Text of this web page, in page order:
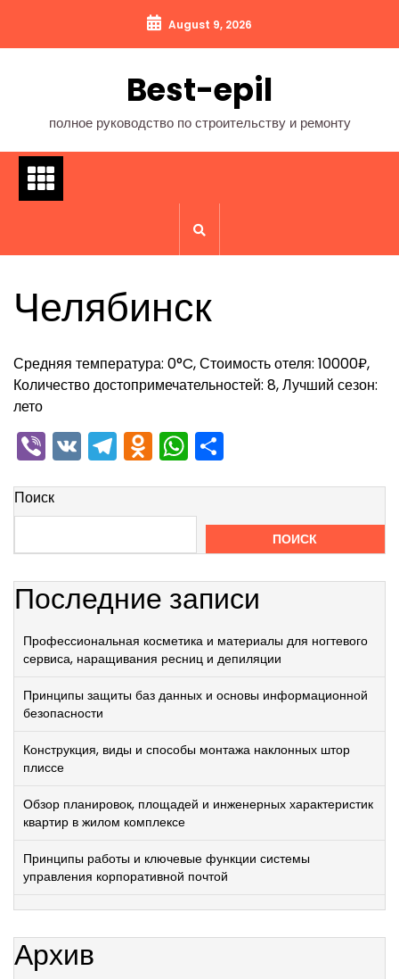
содержимому
August 9, 2026
Best-epil
полное руководство по строительству и ремонту
Челябинск
Средняя температура: 0°C, Стоимость отеля: 10000₽,
Количество достопримечательностей: 8, Лучший сезон:
лето
Viber
VKTelegram
Odnoklassniki
WhatsApp
Поиск
ПОИСК
Последние записи
Профессиональная косметика и материалы для ногтевого
сервиса, наращивания ресниц и депиляции
Принципы защиты баз данных и основы информационной
безопасности
Конструкция, виды и способы монтажа наклонных штор
плиссе
Обзор планировок, площадей и инженерных характеристик
квартир в жилом комплексе
Принципы работы и ключевые функции системы
управления корпоративной почтой
Архив